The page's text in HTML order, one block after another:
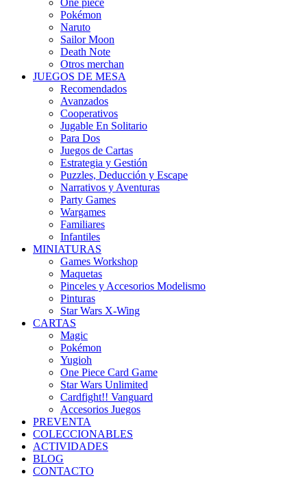
Pokémon
Naruto
Sailor Moon
Death Note
Otros merchan
JUEGOS DE MESA
Recomendados
Avanzados
Cooperativos
Jugable En Solitario
Para Dos
Juegos de Cartas
Estrategia y Gestión
Puzzles, Deducción y Escape
Narrativos y Aventuras
Party Games
Wargames
Familiares
Infantiles
MINIATURAS
Games Workshop
Maquetas
Pinceles y Accesorios Modelismo
Pinturas
Star Wars X-Wing
CARTAS
Magic
Pokémon
Yugioh
One Piece Card Game
Star Wars Unlimited
Cardfight!! Vanguard
Accesorios Juegos
PREVENTA
COLECCIONABLES
ACTIVIDADES
BLOG
CONTACTO